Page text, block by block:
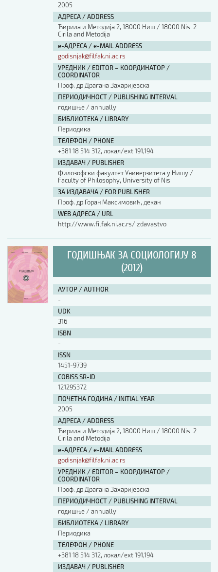
2005
АДРЕСА / ADDRESS
Ћирила и Методија 2, 18000 Ниш / 18000 Nis, 2
Cirila and Metodija
е-АДРЕСА / e-MAIL ADDRESS
godisnjak@filfak.ni.ac.rs
УРЕДНИК / EDITOR – КООРДИНАТОР /
COORDINATOR
Проф. др Драгана Захаријевска
ПЕРИОДИЧНОСТ / PUBLISHING INTERVAL
годишње / annually
БИБЛИОТЕКА / LIBRARY
Периодика
ТЕЛЕФОН / PHONE
+381 18 514 312, локал/ext 191,194
ИЗДАВАЧ / PUBLISHER
Филозофски факултет Универзитета у Нишу /
Faculty of Philosophy, University of Nis
ЗА ИЗДАВАЧА / FOR PUBLISHER
Проф. др Горан Максимовић, декан
WEB АДРЕСА / URL
http://www.filfak.ni.ac.rs/izdavastvo
ГОДИШЊАК ЗА СОЦИОЛОГИЈУ 8
(2012)
АУТОР / AUTHOR
-
UDK
316
ISBN
-
ISSN
1451-9739
COBISS.SR-ID
121295372
ПОЧЕТНА ГОДИНА / INITIAL YEAR
2005
АДРЕСА / ADDRESS
Ћирила и Методија 2, 18000 Ниш / 18000 Nis, 2
Cirila and Metodija
е-АДРЕСА / e-MAIL ADDRESS
godisnjak@filfak.ni.ac.rs
УРЕДНИК / EDITOR – КООРДИНАТОР /
COORDINATOR
Проф. др Драгана Захаријевска
ПЕРИОДИЧНОСТ / PUBLISHING INTERVAL
годишње / annually
БИБЛИОТЕКА / LIBRARY
Периодика
ТЕЛЕФОН / PHONE
+381 18 514 312, локал/ext 191,194
ИЗДАВАЧ / PUBLISHER